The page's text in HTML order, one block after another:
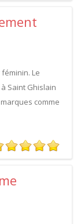
Le
Saint Ghislain
comme